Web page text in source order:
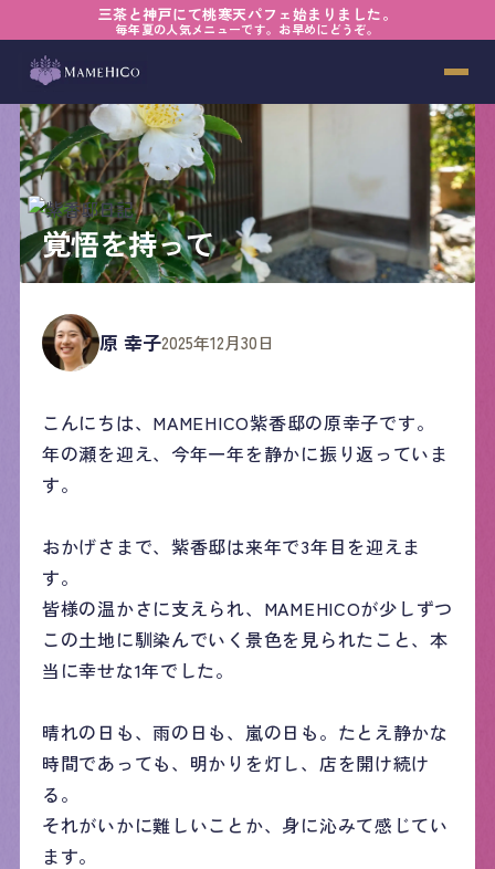
三茶と神戸にて桃寒天パフェ始まりました。
毎年夏の人気メニューです。お早めにどうぞ。
覚悟を持って
原 幸子2025年12月30日
こんにちは、MAMEHICO紫香邸の原幸子です。
年の瀬を迎え、今年一年を静かに振り返っていま
す。
おかげさまで、紫香邸は来年で3年目を迎えま
す。
皆様の温かさに支えられ、MAMEHICOが少しずつ
この土地に馴染んでいく景色を見られたこと、本
当に幸せな1年でした。
晴れの日も、雨の日も、嵐の日も。たとえ静かな
時間であっても、明かりを灯し、店を開け続け
る。
それがいかに難しいことか、身に沁みて感じてい
ます。